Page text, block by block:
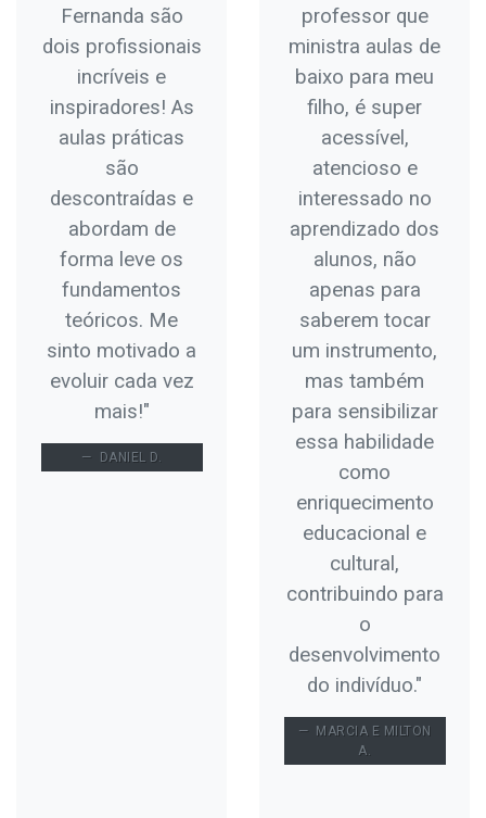
Fernanda são
dois profissionais
incríveis e
inspiradores! As
aulas práticas
são
descontraídas e
abordam de
forma leve os
fundamentos
teóricos. Me
sinto motivado a
evoluir cada vez
mais!"
DANIEL D.
professor que
ministra aulas de
baixo para meu
filho, é super
acessível,
atencioso e
interessado no
aprendizado dos
alunos, não
apenas para
saberem tocar
um instrumento,
mas também
para sensibilizar
essa habilidade
como
enriquecimento
educacional e
cultural,
contribuindo para
o
desenvolvimento
do indivíduo."
MARCIA E MILTON
A.